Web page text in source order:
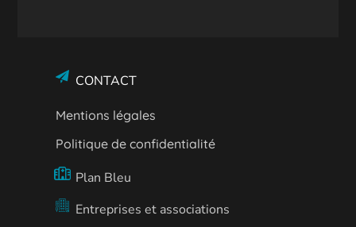
CONTACT
Mentions légales
Politique de confidentialité
Plan Bleu
Entreprises et associations